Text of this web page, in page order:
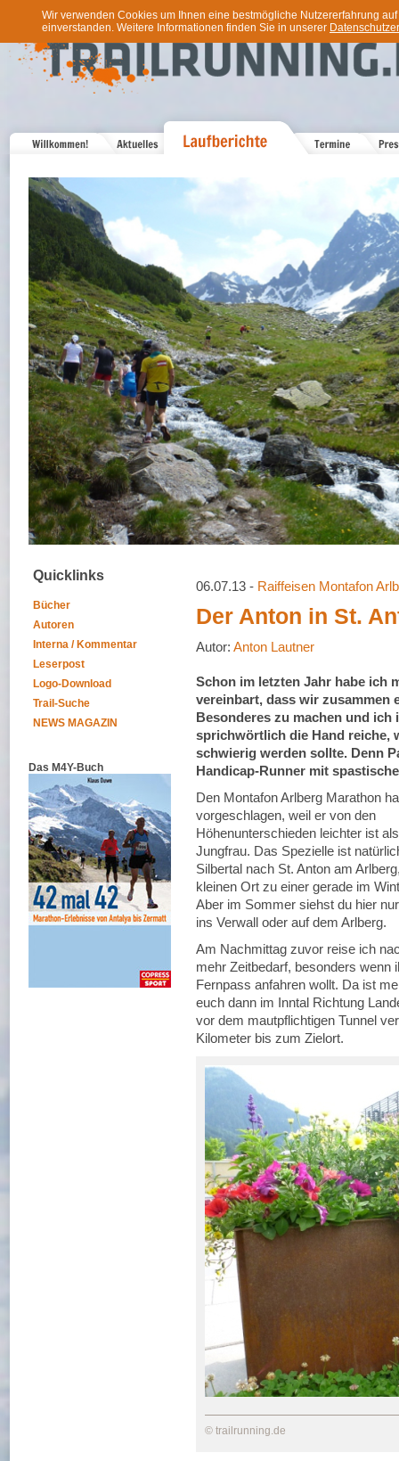
Wir verwenden Cookies um Ihnen eine bestmögliche Nutzererfahrung
einverstanden. Weitere Informationen finden Sie in unserer
Quicklinks
Bücher
Autoren
Interna / Kommentar
Leserpost
Logo-Download
Trail-Suche
NEWS MAGAZIN
Das M4Y-Buch
06.07.13 - Raiffeisen Montafon
Der Anton in St.
Autor: Anton Lautner
Schon im letzten Jahr habe ich
vereinbart, dass wir zusammen
Besonderes zu machen und ich
sprichwörtlich die Hand reiche,
schwierig werden sollte. Denn
Handicap-Runner mit
Den Montafon Arlberg Marathon
vorgeschlagen, weil er von den
Höhenunterschieden leichter ist
Jungfrau. Das Spezielle ist
Silbertal nach St. Anton am
kleinen Ort zu einer gerade im
Aber im Sommer siehst du hier
ins Verwall oder auf dem Arlberg.
Am Nachmittag zuvor reise ich
mehr Zeitbedarf, besonders
Fernpass anfahren wollt. Da ist
euch dann im Inntal Richtung
vor dem mautpflichtigen Tunnel
Kilometer bis zum Zielort.
© trailrunning.de